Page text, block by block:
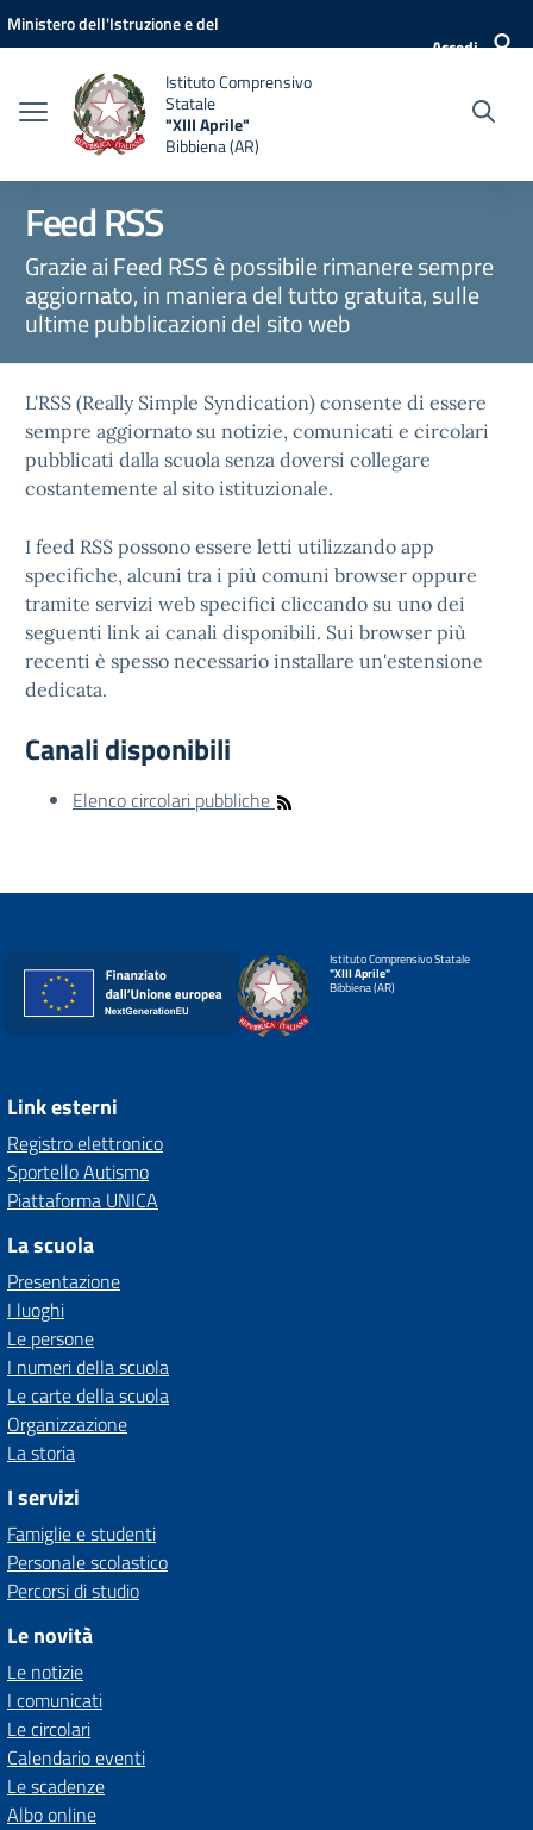
Vai ai contenuti
Vai al menu di navigazione
Vai al footer
Ministero dell'Istruzione e del
Accedi
Istituto Comprensivo
Statale
"XIII Aprile"
Bibbiena (AR)
Feed RSS
Grazie ai Feed RSS è possibile rimanere sempre
aggiornato, in maniera del tutto gratuita, sulle
ultime pubblicazioni del sito web
L'RSS (Really Simple Syndication) consente di essere
sempre aggiornato su notizie, comunicati e circolari
pubblicati dalla scuola senza doversi collegare
costantemente al sito istituzionale.
I feed RSS possono essere letti utilizzando app
specifiche, alcuni tra i più comuni browser oppure
tramite servizi web specifici cliccando su uno dei
seguenti link ai canali disponibili. Sui browser più
recenti è spesso necessario installare un'estensione
dedicata.
Canali disponibili
Elenco circolari pubbliche
Istituto Comprensivo Statale
"XIII Aprile"
Bibbiena (AR)
Link esterni
Registro elettronico
Sportello Autismo
Piattaforma UNICA
La scuola
Presentazione
I luoghi
Le persone
I numeri della scuola
Le carte della scuola
Organizzazione
La storia
I servizi
Famiglie e studenti
Personale scolastico
Percorsi di studio
Le novità
Le notizie
I comunicati
Le circolari
Calendario eventi
Le scadenze
Albo online